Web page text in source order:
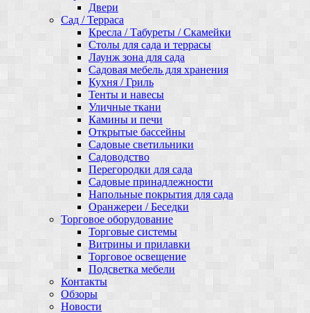
Двери
Сад / Терраса
Кресла / Табуреты / Скамейки
Столы для сада и террасы
Лаунж зона для сада
Садовая мебель для хранения
Кухня / Гриль
Тенты и навесы
Уличные ткани
Камины и печи
Открытые бассейны
Садовые светильники
Садоводство
Перегородки для сада
Садовые принадлежности
Напольные покрытия для сада
Оранжереи / Беседки
Торговое оборудование
Торговые системы
Витрины и прилавки
Торговое освещение
Подсветка мебели
Контакты
Обзоры
Новости